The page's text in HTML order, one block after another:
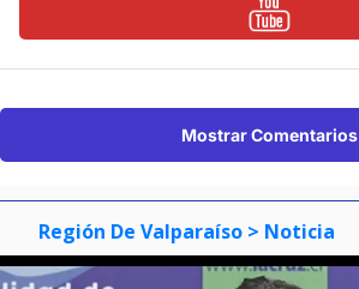
Mostrar Comentarios
Región De Valparaíso > Noticia